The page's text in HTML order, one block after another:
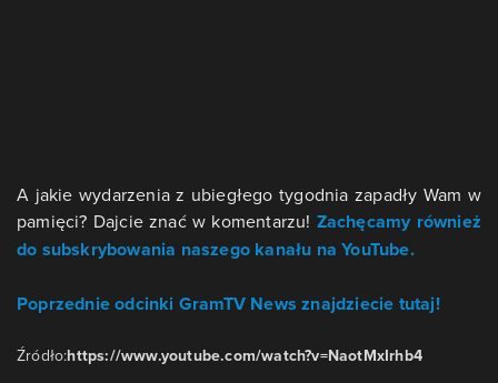
A jakie wydarzenia z ubiegłego tygodnia zapadły Wam w
pamięci? Dajcie znać w komentarzu! Zachęcamy również
do subskrybowania naszego kanału na YouTube.
Poprzednie odcinki GramTV News znajdziecie tutaj!
Źródło:https://www.youtube.com/watch?v=NaotMxIrhb4